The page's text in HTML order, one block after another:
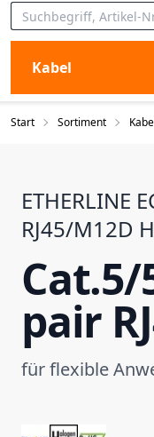
Kabel
Start Sortiment
ETHERLINE
RJ45/M12D
Cat.5/
pair
für flexible